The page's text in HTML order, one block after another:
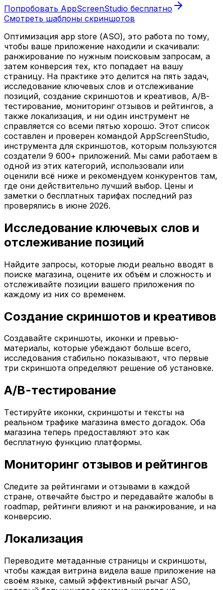
Попробовать AppScreenStudio бесплатно
Смотреть шаблоны скриншотов
Оптимизация app store (ASO), это работа по тому,
чтобы ваше приложение находили и скачивали:
ранжирование по нужным поисковым запросам, а
затем конверсия тех, кто попадает на вашу
страницу. На практике это делится на пять задач,
исследование ключевых слов и отслеживание
позиций, создание скриншотов и креативов, A/B-
тестирование, мониторинг отзывов и рейтингов, а
также локализация, и ни один инструмент не
справляется со всеми пятью хорошо. Этот список
составлен и проверен командой AppScreenStudio,
инструмента для скриншотов, которым пользуются
создатели 9 600+ приложений. Мы сами работаем в
одной из этих категорий, использовали или
оценили всё ниже и рекомендуем конкурентов там,
где они действительно лучший выбор. Цены и
заметки о бесплатных тарифах последний раз
проверялись в июне 2026.
Исследование ключевых слов и
отслеживание позиций
Найдите запросы, которые люди реально вводят в
поиске магазина, оцените их объём и сложность и
отслеживайте позиции вашего приложения по
каждому из них со временем.
Создание скриншотов и креативов
Создавайте скриншоты, иконки и превью-
материалы, которые убеждают больше всего,
исследования стабильно показывают, что первые
три скриншота определяют решение об установке.
A/B-тестирование
Тестируйте иконки, скриншоты и тексты на
реальном трафике магазина вместо догадок. Оба
магазина теперь предоставляют это как
бесплатную функцию платформы.
Мониторинг отзывов и рейтингов
Следите за рейтингами и отзывами в каждой
стране, отвечайте быстро и передавайте жалобы в
roadmap, рейтинги влияют и на ранжирование, и на
конверсию.
Локализация
Переводите метаданные страницы и скриншоты,
чтобы каждая витрина видела ваше приложение на
своём языке, самый эффективный рычаг ASO,